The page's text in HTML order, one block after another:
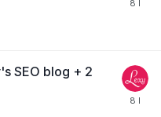
SEO blog + 2